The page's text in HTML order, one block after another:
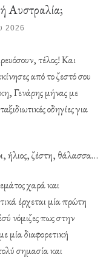
Αυστραλία;
2026
τέλος! Και
από το ζεστό σου
Γενάρης μήνας με
οδηγίες για
ήλιος, ζέστη, θάλασσα…
χαρά και
έρχεται μία πρώτη
νόμιζες πως στην
μία διαφορετική
σημασία και